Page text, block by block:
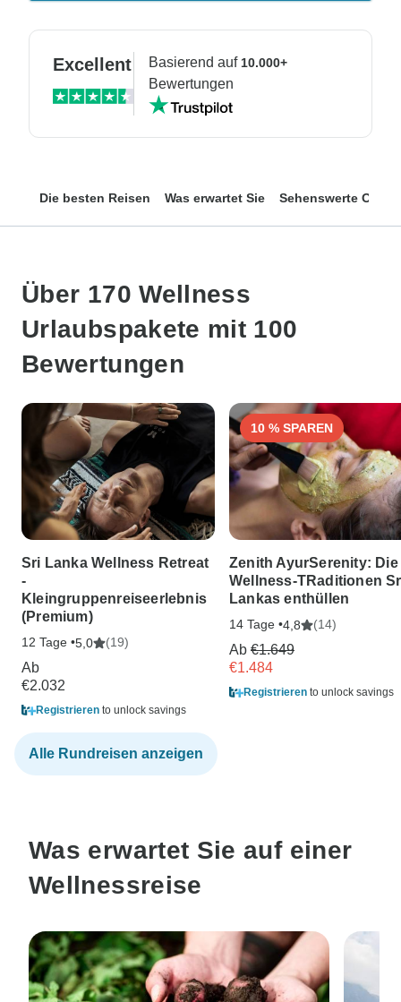
Excellent Basierend auf 10.000+
Bewertungen
Die besten Reisen Was erwartet Sie Sehenswerte Orte
Über 170 Wellness
Urlaubspakete mit 100
Bewertungen
Sri Lanka Wellness Retreat
-
Kleingruppenreiseerlebnis
(Premium)
12 Tage •5,0 (19)
Ab
€2.032
Registrieren to unlock savings
10 % SPAREN
Zenith AyurSerenity: Die
Wellness-TRaditionen
Lankas enthüllen
14 Tage •4,8 (14)
Ab €1.649
€1.484
Registrieren to unlock savings
Alle Rundreisen anzeigen
Was erwartet Sie auf einer
Wellnessreise